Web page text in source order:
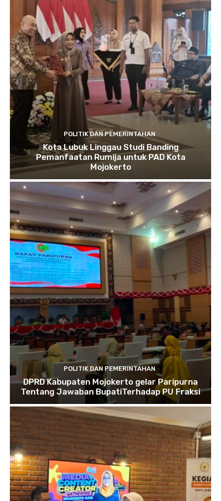
POLITIK DAN PEMERINTAHAN
Kota Lubuk Linggau Studi Banding
Pemanfaatan Rumija untuk PAD Kota
Mojokerto
POLITIK DAN PEMERINTAHAN
DPRD Kabupaten Mojokerto gelar Paripurna
Tentang Jawaban BupatiTerhadap PU Fraksi